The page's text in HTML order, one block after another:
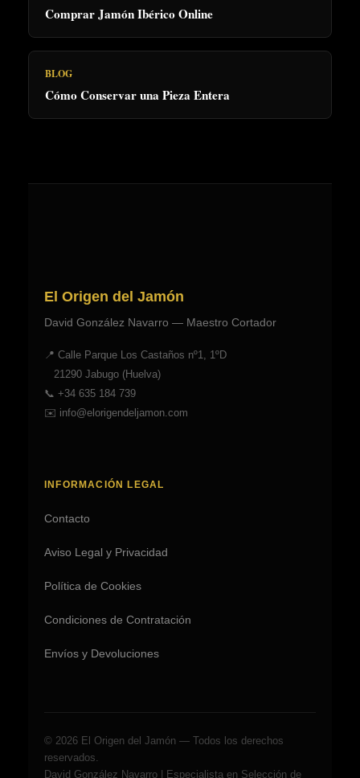
Comprar Jamón Ibérico Online
BLOG
Cómo Conservar una Pieza Entera
El Origen del Jamón
David González Navarro — Maestro Cortador
📍 Calle Parque Los Castaños nº1, 1ºD
21290 Jabugo (Huelva)
📞 +34 635 184 739
✉️ info@elorigendeljamon.com
INFORMACIÓN LEGAL
Contacto
Aviso Legal y Privacidad
Política de Cookies
Condiciones de Contratación
Envíos y Devoluciones
© 2026 El Origen del Jamón — Todos los derechos
reservados.
David González Navarro | Especialista en Selección de